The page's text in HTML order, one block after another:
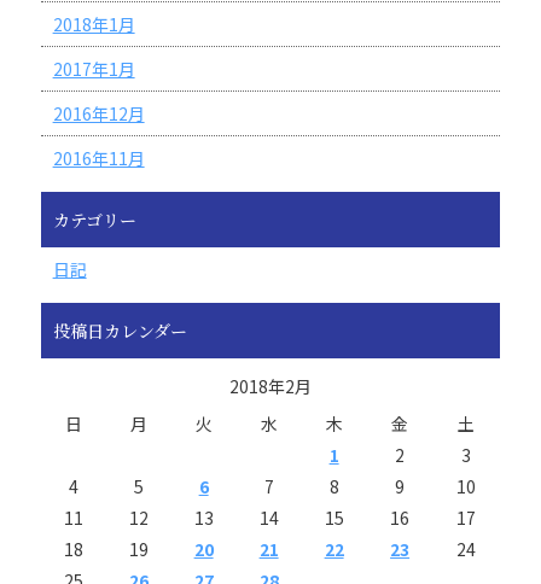
2018年1月
2017年1月
2016年12月
2016年11月
カテゴリー
日記
投稿日カレンダー
2018年2月
日
月 火 水 木 金
土
1
2
3
4
5 6 7 8 9
10
11
12 13 14 15 16
17
18
19 20 21 22 23
24